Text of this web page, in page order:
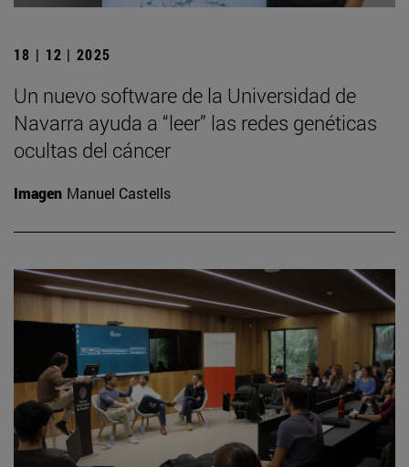
18 | 12 | 2025
Un nuevo software de la Universidad de
Navarra ayuda a “leer” las redes genéticas
ocultas del cáncer
Imagen Manuel Castells